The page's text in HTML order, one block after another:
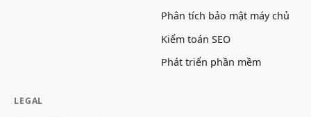
Phân tích bảo mật máy chủ
Kiểm toán SEO
Phát triển phần mềm
LEGAL